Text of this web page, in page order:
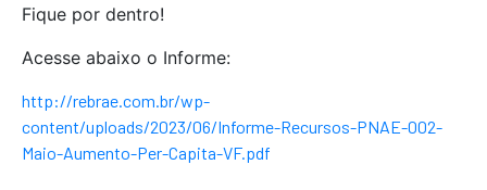
Fique por dentro!
Acesse abaixo o Informe:
http://rebrae.com.br/wp-
content/uploads/2023/06/Informe-Recursos-PNAE-002-
Maio-Aumento-Per-Capita-VF.pdf